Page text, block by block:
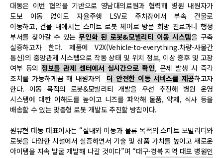
대동은 이번 협약을 기반으로 영남대의료원과 협력해 병원 내원자가
도보 이동 없이도 자율주행 LSV로 주차장에서 부속 건물로
이동하고, 건물 내에서는 스마트 로봇 체어로 방문 희망 진료과나 행정
부서를 찾아갈 수 있는무인화 된 로봇&모빌리티 이동 시스템을 구축
실증하고자 한다. 제품에 V2X(Vehicle-to-everything.차량-사물간
통신)의 중앙관제 시스템으로 작동 상태 및 위치 정보, 이상 증후 및 고장
여부 등의정보를 관제 센터에서 실시간으로 확인, 문제 발생 시 즉각
조치를 가능하게끔 해 내원자의 더 안전한 이동 서비스를 제공하고자
한다. 이동 목적의 로봇&모빌리티 개발을 우선 추진해 병원 운영
시스템에 대한 이해도를 높이고 니즈를 파악해 물품, 약제, 식사 등을
배송할 수 있는 맞춤형 로봇 개발도 추진할 방침이다.
원유현 대동 대표이사는 “실내외 이동과 물류 목적의 스마트 모빌리티와
로봇을 다양한 시설에서 실증하면서 기술 및 상품 가치를 높이고 새로운
아이템을 지속 발굴 개발해 나갈 것이다”며 “대구·경북 지역 대표 병원인